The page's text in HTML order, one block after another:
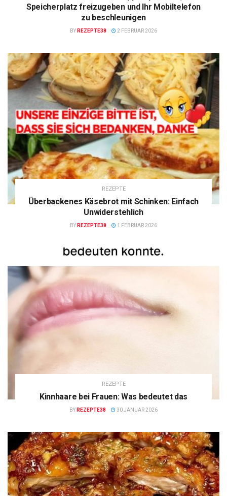
Speicherplatz freizugeben und Ihr Mobiltelefon
zu beschleunigen
BY REZEPTE38 2 FEBRUAR 2026
REZEPTE
Überbackenes Käsebrot mit Schinken: Einfach
Unwiderstehlich
BY REZEPTE38 1 FEBRUAR 2026
REZEPTE
Kinnhaare bei Frauen: Was bedeutet das
BY REZEPTE38 30 JANUAR 2026